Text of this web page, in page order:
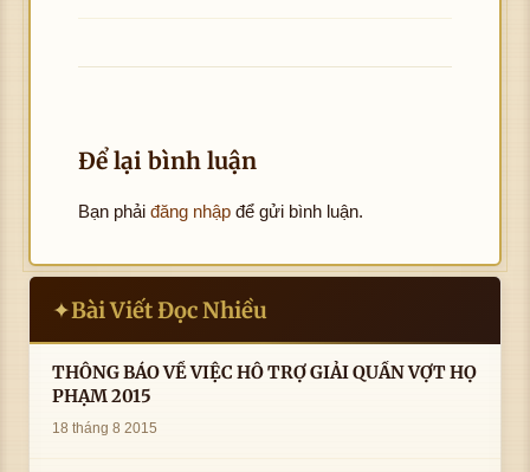
Để lại bình luận
Bạn phải đăng nhập để gửi bình luận.
✦Bài Viết Đọc Nhiều
THÔNG BÁO VỀ VIỆC HỖ TRỢ GIẢI QUẦN VỢT HỌ
PHẠM 2015
18 tháng 8 2015